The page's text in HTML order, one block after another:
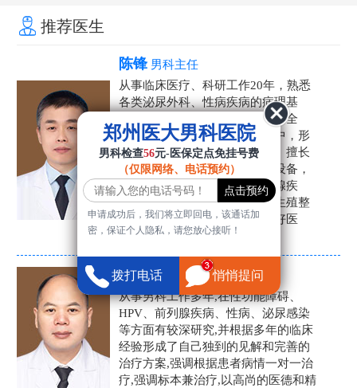
推荐医生
陈锋 男科主任
从事临床医疗、科研工作20年，熟悉
各类泌尿外科、性病疾病的病理基
础，诊断治疗和临床操作，技术全
面。在男科疾病的诊断和诊疗中，形
成了一套独具特色的诊疗方案。擅长
运用国内外先进的医学技术和设备，
科学诊疗各类阳痿早泄、前列腺疾
病、射精障碍、性病、HPV、生殖整
形等疾病，是患者非常信赖的好医
生。
张营富
男科主任
从事男科工作多年,在性功能障碍、
HPV、前列腺疾病、性病、泌尿感染
等方面有较深研究,并根据多年的临床
经验形成了自己独到的见解和完善的
治疗方案,强调根据患者病情一对一治
疗,强调标本兼治疗,以高尚的医德和精
郑州医大男科医院
男科检查56元-医保定点免挂号费
（仅限网络、电话预约）
申请成功后，我们将立即回电，该通话加
密，保证个人隐私，请您放心接听！
拨打电话 悄悄提问